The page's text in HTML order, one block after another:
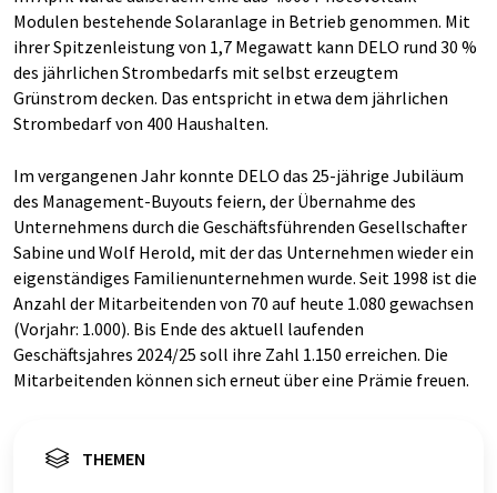
Modulen bestehende Solaranlage in Betrieb genommen. Mit
ihrer Spitzenleistung von 1,7 Megawatt kann DELO rund 30 %
des jährlichen Strombedarfs mit selbst erzeugtem
Grünstrom decken. Das entspricht in etwa dem jährlichen
Strombedarf von 400 Haushalten.
Im vergangenen Jahr konnte DELO das 25-jährige Jubiläum
des Management-Buyouts feiern, der Übernahme des
Unternehmens durch die Geschäftsführenden Gesellschafter
Sabine und Wolf Herold, mit der das Unternehmen wieder ein
eigenständiges Familienunternehmen wurde. Seit 1998 ist die
Anzahl der Mitarbeitenden von 70 auf heute 1.080 gewachsen
(Vorjahr: 1.000). Bis Ende des aktuell laufenden
Geschäftsjahres 2024/25 soll ihre Zahl 1.150 erreichen. Die
Mitarbeitenden können sich erneut über eine Prämie freuen.
THEMEN